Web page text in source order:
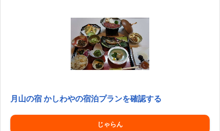
月山の宿 かしわやの宿泊プランを確認する
じゃらん